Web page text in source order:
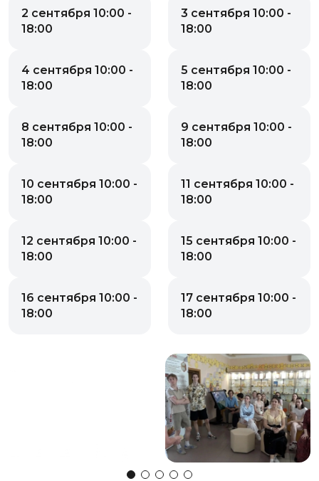
2 сентября 10:00 -
18:00
3 сентября 10:00 -
18:00
4 сентября 10:00 -
18:00
5 сентября 10:00 -
18:00
8 сентября 10:00 -
18:00
9 сентября 10:00 -
18:00
10 сентября 10:00 -
18:00
11 сентября 10:00 -
18:00
12 сентября 10:00 -
18:00
15 сентября 10:00 -
18:00
16 сентября 10:00 -
18:00
17 сентября 10:00 -
18:00